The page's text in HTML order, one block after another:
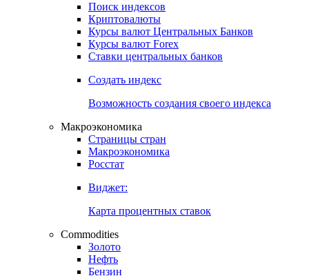
Получить доступ
Индикаторы рынка
Поиск индексов
Курсы валют Центральных Банков
Ставки центральных банков
Создать индекс
Возможность создания своего индекса
Страницы стран
Росстат
Виджет:
Карта процентных ставок